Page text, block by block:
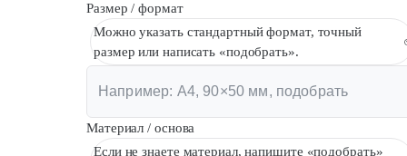
Размер / формат
Можно указать стандартный формат, точный
размер или написать «подобрать».
Материал / основа
Если не знаете материал, напишите «подобрать»